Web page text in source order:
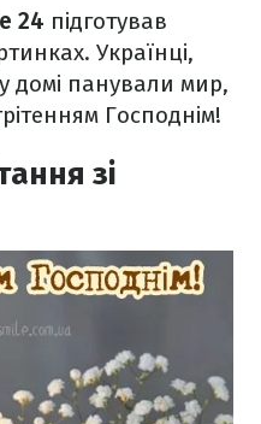
24 підготував
Українці,
панували мир,
Господнім!
зі